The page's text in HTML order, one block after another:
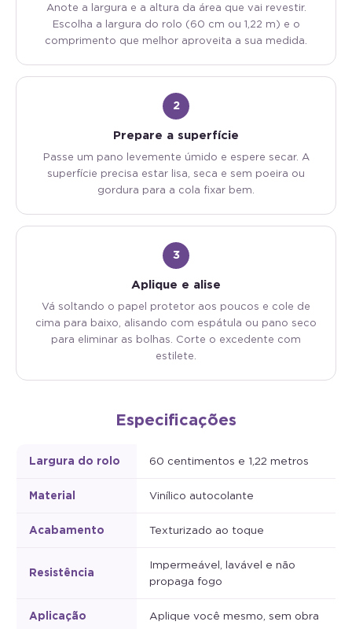
Anote a largura e a altura da área que vai revestir.
Escolha a largura do rolo (60 cm ou 1,22 m) e o
comprimento que melhor aproveita a sua medida.
2
Prepare a superfície
Passe um pano levemente úmido e espere secar. A
superfície precisa estar lisa, seca e sem poeira ou
gordura para a cola fixar bem.
3
Aplique e alise
Vá soltando o papel protetor aos poucos e cole de
cima para baixo, alisando com espátula ou pano seco
para eliminar as bolhas. Corte o excedente com
estilete.
Especificações
Largura do rolo 60 centimentos e 1,22 metros
Material Vinílico autocolante
Acabamento Texturizado ao toque
Resistência
Impermeável, lavável e não
propaga fogo
Aplicação Aplique você mesmo, sem obra